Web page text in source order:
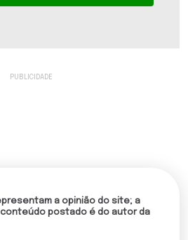
a opinião do site; a
postado é do autor da